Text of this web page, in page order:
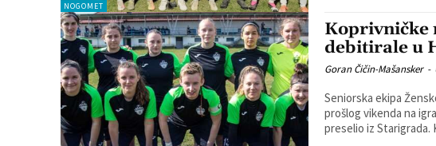
NOGOMET
Koprivničke
debitirale u
Goran Čičin-Mašansker -
Seniorska ekipa
prošlog vikenda na